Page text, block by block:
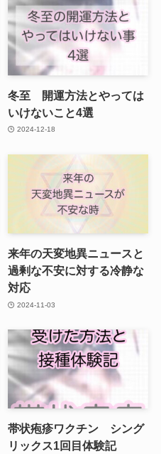
冬至 開運方法とやっては
いけないこと4選
2024-12-18
来年の天変地異ニュースと
過剰な不安に対する冷静な
対応
2024-11-03
帯状疱疹ワクチン シング
リックス1回目体験記